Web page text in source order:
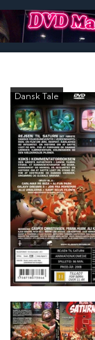
Dansk Tale